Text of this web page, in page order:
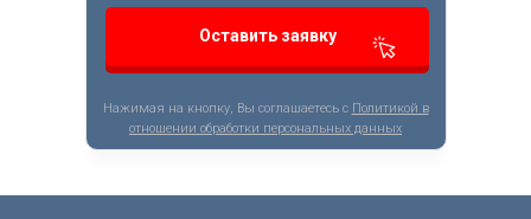
Оставить заявку
Нажимая на кнопку, Вы соглашаетесь с Политикой в
отношении обработки персональных данных